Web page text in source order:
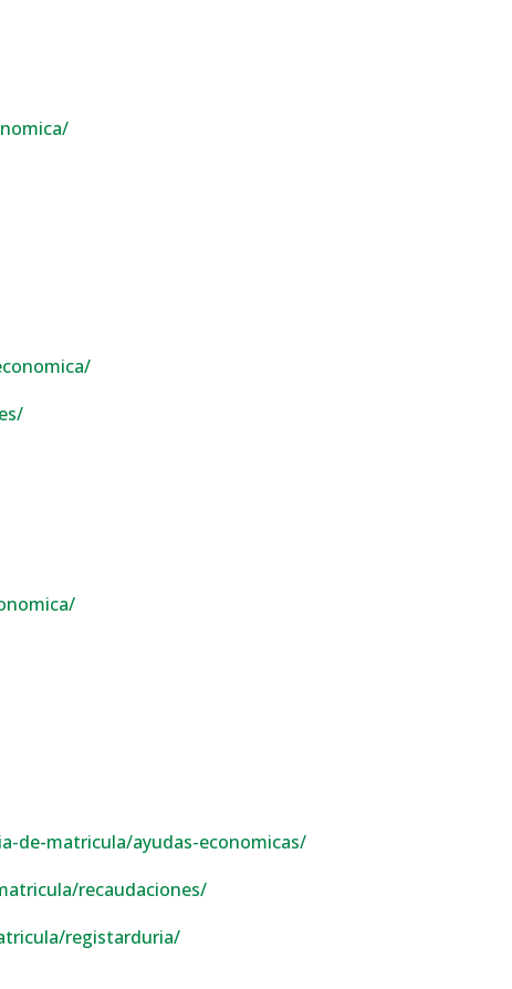
de-matricula/ayudas-economicas/
recaudaciones/
registarduria/